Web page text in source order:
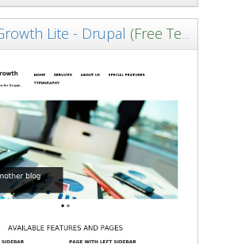
Lite - Drupal (Free Template)